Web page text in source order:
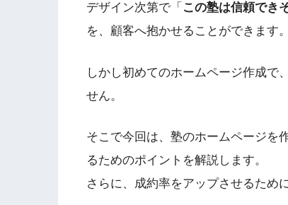
デザイン次第で「 この塾は信頼でき
を、顧客へ抱かせることができます。
しかし初めてのホームページ作成で
せん。
そこで今回は、塾のホームページを
るためのポイントを解説します。
さらに、成約率をアップさせるため